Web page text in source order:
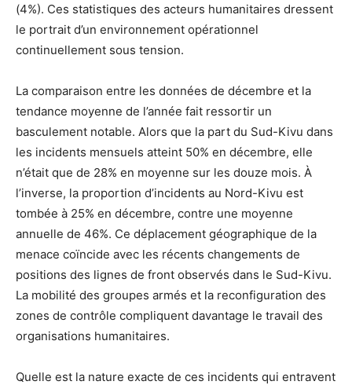
(4%). Ces statistiques des acteurs humanitaires dressent
le portrait d’un environnement opérationnel
continuellement sous tension.
La comparaison entre les données de décembre et la
tendance moyenne de l’année fait ressortir un
basculement notable. Alors que la part du Sud-Kivu dans
les incidents mensuels atteint 50% en décembre, elle
n’était que de 28% en moyenne sur les douze mois. À
l’inverse, la proportion d’incidents au Nord-Kivu est
tombée à 25% en décembre, contre une moyenne
annuelle de 46%. Ce déplacement géographique de la
menace coïncide avec les récents changements de
positions des lignes de front observés dans le Sud-Kivu.
La mobilité des groupes armés et la reconfiguration des
zones de contrôle compliquent davantage le travail des
organisations humanitaires.
Quelle est la nature exacte de ces incidents qui entravent